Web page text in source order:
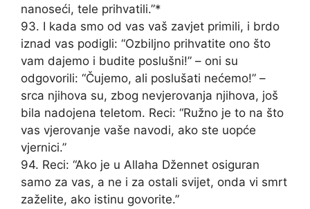
nanoseći, tele prihvatili.”*
93. I kada smo od vas vaš zavjet primili, i brdo
iznad vas podigli: “Ozbiljno prihvatite ono što
vam dajemo i budite poslušni!” – oni su
odgovorili: “Čujemo, ali poslušati nećemo!” –
srca njihova su, zbog nevjerovanja njihova, još
bila nadojena teletom. Reci: “Ružno je to na što
vas vjerovanje vaše navodi, ako ste uopće
vjernici.”
94. Reci: “Ako je u Allaha Džennet osiguran
samo za vas, a ne i za ostali svijet, onda vi smrt
zaželite, ako istinu govorite.”